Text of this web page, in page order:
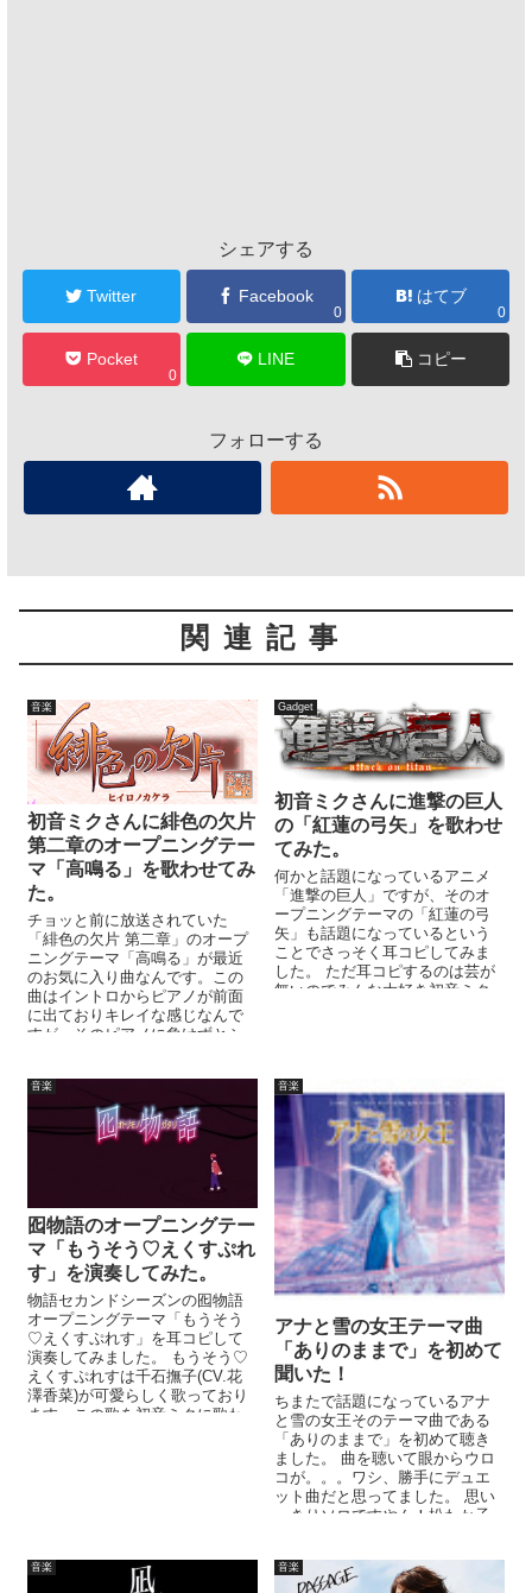
シェアする
Twitter Facebook
0
はてブ
0
Pocket
0
LINE コピー
フォローする
関連記事
音楽
初音ミクさんに緋色の欠片
第二章のオープニングテー
マ「高鳴る」を歌わせてみ
た。
チョッと前に放送されていた
「緋色の欠片 第二章」のオープ
ニングテーマ「高鳴る」が最近
のお気に入り曲なんです。この
曲はイントロからピアノが前面
に出ておりキレイな感じなんで
すが、そのピアノに負けずとシ
Gadget
初音ミクさんに進撃の巨人
の「紅蓮の弓矢」を歌わせ
てみた。
何かと話題になっているアニメ
「進撃の巨人」ですが、そのオ
ープニングテーマの「紅蓮の弓
矢」も話題になっているという
ことでさっそく耳コピしてみま
した。 ただ耳コピするのは芸が
無いのでみんな大好き初音ミク
音楽
囮物語のオープニングテー
マ「もうそう♡えくすぷれ
す」を演奏してみた。
物語セカンドシーズンの囮物語
オープニングテーマ「もうそう
♡えくすぷれす」を耳コピして
演奏してみました。 もうそう♡
えくすぷれすは千石撫子(CV.花
澤香菜)が可愛らしく歌っており
ます。この歌を初音ミクに歌わ
音楽
アナと雪の女王テーマ曲
「ありのままで」を初めて
聞いた！
ちまたで話題になっているアナ
と雪の女王そのテーマ曲である
「ありのままで」を初めて聴き
ました。 曲を聴いて眼からウロ
コが。。。ワシ、勝手にデュエ
ット曲だと思ってました。 思い
っきりソロですやん！松たか子
音楽 音楽